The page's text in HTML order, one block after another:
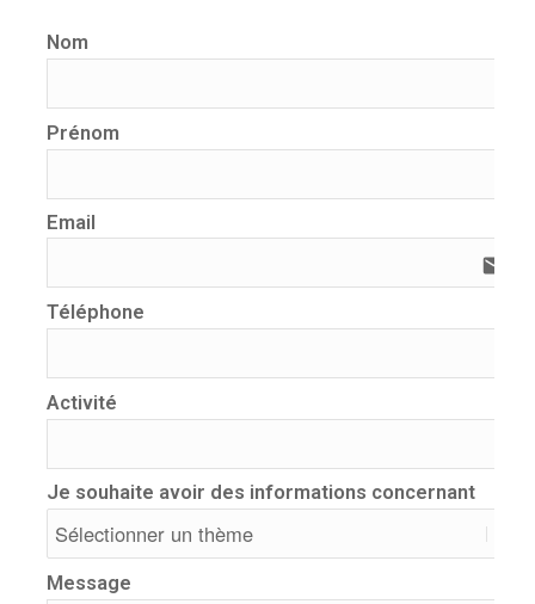
Nom
Prénom
Email
email
Téléphone
Activité
Je souhaite avoir des informations concernant
Message